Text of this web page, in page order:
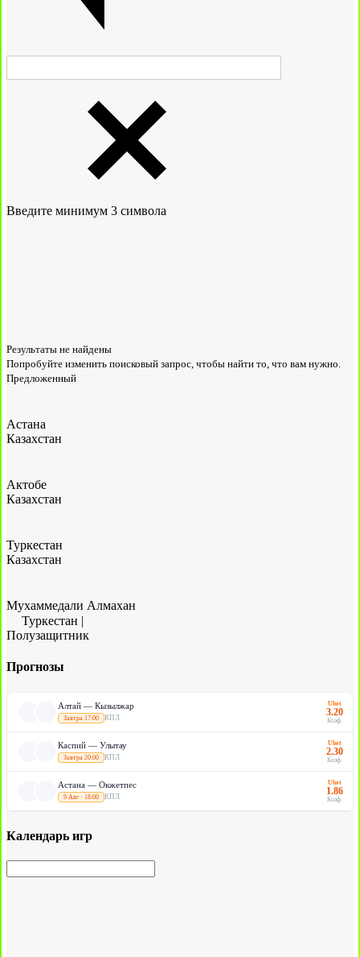
Введите минимум 3 символа
Результаты не найдены
Попробуйте изменить поисковый запрос, чтобы найти то, что вам нужно.
Предложенный
Астана
Казахстан
Актобе
Казахстан
Туркестан
Казахстан
Мухаммедали Алмахан
Туркестан |
Полузащитник
Прогнозы
Алтай — Кызылжар
Завтра 17:00 КПЛ
Ubet
3.20
Коэф.
Каспий — Улытау
Завтра 20:00 КПЛ
Ubet
2.30
Коэф.
Астана — Окжетпес
9 Авг · 18:00 КПЛ
Ubet
1.86
Коэф.
Календарь игр